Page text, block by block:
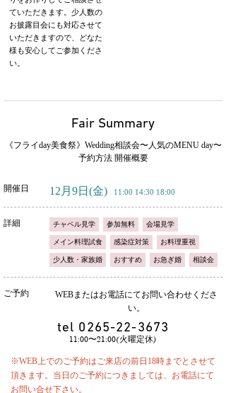
ていただきます。少人数の
お披露目会にも対応させて
いただきますので、どなた
様も安心してご参加くださ
い。
Fair Summary
《フライday美食祭》Wedding相談会〜人気のMENU day〜
予約方法 開催概要
開催日 12月9日 (金) 11:00 14:30 18:00
詳細 チャペル見学 参加無料 会場見学
メイン料理試食 感染症対策 お料理重視
少人数・家族婚 おすすめ お急ぎ婚 相談会
ご予約
WEBまたはお電話にてお問い合わせくださ
い。
tel 0265-22-3673
11:00〜21:00(火曜定休)
※WEB上でのご予約はご来店の前日18時までとさせて
頂きます。当日のご予約につきましては、お電話にて
お問い合せ下さい。